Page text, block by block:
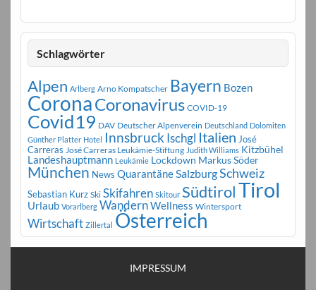
Schlagwörter
Alpen Arlberg Arno Kompatscher Bayern Bozen
CoronaCoronavirus COVID-19
Covid19 DAV Deutscher Alpenverein Deutschland Dolomiten
Günther Platter Hotel Innsbruck Ischgl Italien José
Carreras José Carreras Leukämie-Stiftung Judith Williams Kitzbühel
Landeshauptmann Leukämie Lockdown Markus Söder
München News QuarantäneSalzburgSchweiz
Sebastian Kurz Ski Skifahren Skitour SüdtirolTirol
Urlaub Vorarlberg WandernWellness Wintersport
Wirtschaft Zillertal Österreich
IMPRESSUM